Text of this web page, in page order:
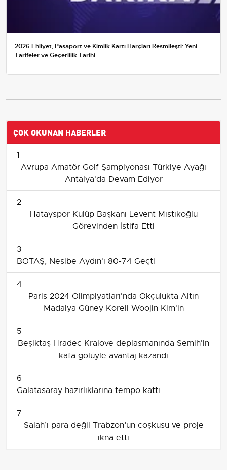
2026 Ehliyet, Pasaport ve Kimlik Kartı Harçları Resmileşti: Yeni
Tarifeler ve Geçerlilik Tarihi
ÇOK OKUNAN HABERLER
1
Avrupa Amatör Golf Şampiyonası Türkiye Ayağı
Antalya'da Devam Ediyor
2
Hatayspor Kulüp Başkanı Levent Mıstıkoğlu
Görevinden İstifa Etti
3
BOTAŞ, Nesibe Aydın'ı 80-74 Geçti
4
Paris 2024 Olimpiyatları'nda Okçulukta Altın
Madalya Güney Koreli Woojin Kim'in
5
Beşiktaş Hradec Kralove deplasmanında Semih'in
kafa golüyle avantaj kazandı
6
Galatasaray hazırlıklarına tempo kattı
7
Salah’ı para değil Trabzon’un coşkusu ve proje
ikna etti